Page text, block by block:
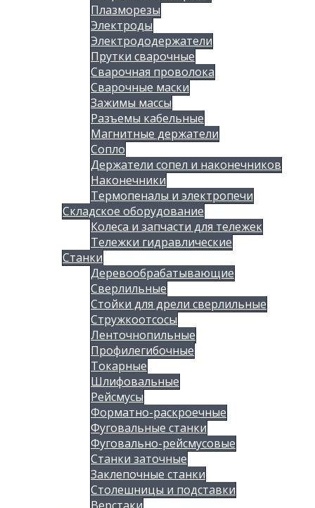
Плазморезы
Электроды
Электрододержатели
Прутки сварочные
Сварочная проволока
Сварочные маски
Зажимы массы
Разъемы кабельные
Магнитные держатели
Сопло
Держатели сопел и наконечников
Наконечники
Термопеналы и электропечи
Складское оборудование
Колеса и запчасти для тележек
Тележки гидравлические
Станки
Деревообрабатывающие
Сверлильные
Стойки для дрели сверлильные
Стружкоотсосы
Ленточнопильные
Профилегибочные
Токарные
Шлифовальные
Рейсмусы
Форматно-раскроечные
Фуговальные станки
Фуговально-рейсмусовые
Станки заточные
Заклепочные станки
Столешницы и подставки